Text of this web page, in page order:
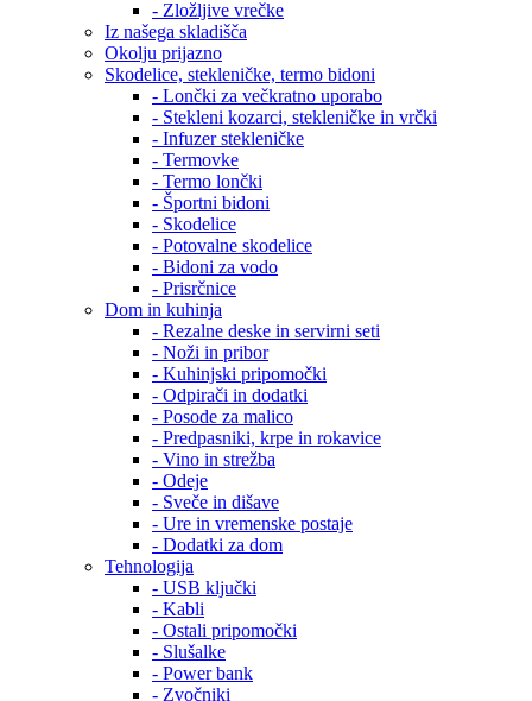
- Zložljive vrečke
Iz našega skladišča
Okolju prijazno
Skodelice, stekleničke, termo bidoni
- Lončki za večkratno uporabo
- Stekleni kozarci, stekleničke in vrčki
- Infuzer stekleničke
- Termovke
- Termo lončki
- Športni bidoni
- Skodelice
- Potovalne skodelice
- Bidoni za vodo
- Prisrčnice
Dom in kuhinja
- Rezalne deske in servirni seti
- Noži in pribor
- Kuhinjski pripomočki
- Odpirači in dodatki
- Posode za malico
- Predpasniki, krpe in rokavice
- Vino in strežba
- Odeje
- Sveče in dišave
- Ure in vremenske postaje
- Dodatki za dom
Tehnologija
- USB ključki
- Kabli
- Ostali pripomočki
- Slušalke
- Power bank
- Zvočniki